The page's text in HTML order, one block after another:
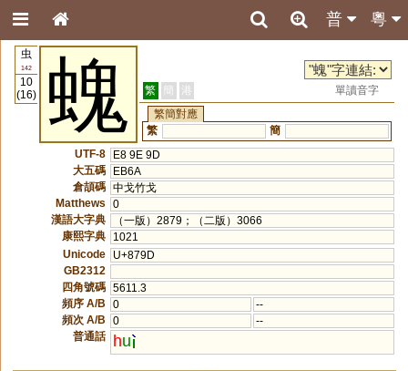
粵
普
虫
142
10
(16)
螝 繁 簡 港
單讀音字
繁簡對應
繁
簡
UTF-8
E8 9E 9D
大五碼
EB6A
倉頡碼 中戈竹戈
Matthews
0
漢語大字典
（一版）2879；（二版）3066
康熙字典
1021
Unicode
U+879D
GB2312
四角號碼 5611.3
頻序 A/B
0
--
頻次 A/B
0
--
普通話
hu